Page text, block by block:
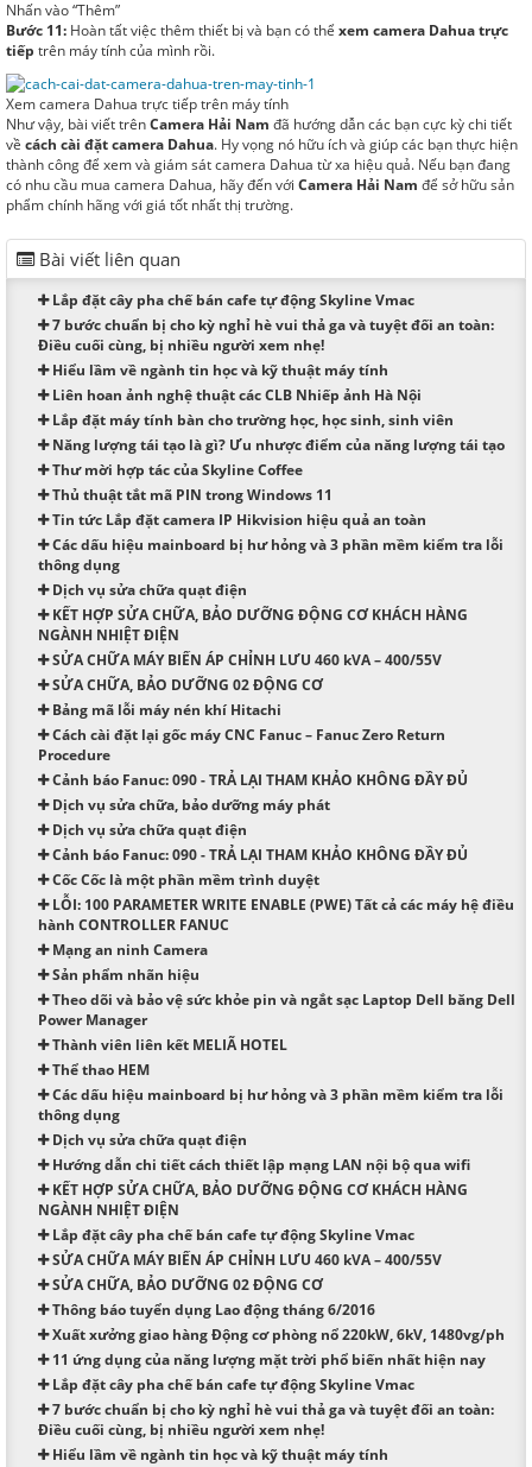
Nhấn vào “Thêm”
Bước 11: Hoàn tất việc thêm thiết bị và bạn có thể xem camera Dahua trực
tiếp trên máy tính của mình rồi.
Xem camera Dahua trực tiếp trên máy tính
Như vậy, bài viết trênCamera Hải Nam đã hướng dẫn các bạn cực kỳ chi tiết
về cách cài đặt camera Dahua. Hy vọng nó hữu ích và giúp các bạn thực hiện
thành công để xem và giám sát camera Dahua từ xa hiệu quả. Nếu bạn đang
có nhu cầu mua camera Dahua, hãy đến với Camera Hải Nam để sở hữu sản
phẩm chính hãng với giá tốt nhất thị trường.
Bài viết liên quan
Lắp đặt cây pha chế bán cafe tự động Skyline Vmac
7 bước chuẩn bị cho kỳ nghỉ hè vui thả ga và tuyệt đối an toàn:
Điều cuối cùng, bị nhiều người xem nhẹ!
Hiểu lầm về ngành tin học và kỹ thuật máy tính
Liên hoan ảnh nghệ thuật các CLB Nhiếp ảnh Hà Nội
Lắp đặt máy tính bàn cho trường học, học sinh, sinh viên
Năng lượng tái tạo là gì? Ưu nhược điểm của năng lượng tái tạo
Thư mời hợp tác của Skyline Coffee
Thủ thuật tắt mã PIN trong Windows 11
Tin tức Lắp đặt camera IP Hikvision hiệu quả an toàn
Các dấu hiệu mainboard bị hư hỏng và 3 phần mềm kiểm tra lỗi
thông dụng
Dịch vụ sửa chữa quạt điện
KẾT HỢP SỬA CHỮA, BẢO DƯỠNG ĐỘNG CƠ KHÁCH HÀNG
NGÀNH NHIỆT ĐIỆN
SỬA CHỮA MÁY BIẾN ÁP CHỈNH LƯU 460 kVA – 400/55V
SỬA CHỮA, BẢO DƯỠNG 02 ĐỘNG CƠ
Bảng mã lỗi máy nén khí Hitachi
Cách cài đặt lại gốc máy CNC Fanuc – Fanuc Zero Return
Procedure
Cảnh báo Fanuc: 090 - TRẢ LẠI THAM KHẢO KHÔNG ĐẦY ĐỦ
Dịch vụ sửa chữa, bảo dưỡng máy phát
Dịch vụ sửa chữa quạt điện
Cảnh báo Fanuc: 090 - TRẢ LẠI THAM KHẢO KHÔNG ĐẦY ĐỦ
Cốc Cốc là một phần mềm trình duyệt
LỖI: 100 PARAMETER WRITE ENABLE (PWE) Tất cả các máy hệ điều
hành CONTROLLER FANUC
Mạng an ninh Camera
Sản phẩm nhãn hiệu
Theo dõi và bảo vệ sức khỏe pin và ngắt sạc Laptop Dell băng Dell
Power Manager
Thành viên liên kết MELIÃ HOTEL
Thể thao HEM
Các dấu hiệu mainboard bị hư hỏng và 3 phần mềm kiểm tra lỗi
thông dụng
Dịch vụ sửa chữa quạt điện
Hướng dẫn chi tiết cách thiết lập mạng LAN nội bộ qua wifi
KẾT HỢP SỬA CHỮA, BẢO DƯỠNG ĐỘNG CƠ KHÁCH HÀNG
NGÀNH NHIỆT ĐIỆN
Lắp đặt cây pha chế bán cafe tự động Skyline Vmac
SỬA CHỮA MÁY BIẾN ÁP CHỈNH LƯU 460 kVA – 400/55V
SỬA CHỮA, BẢO DƯỠNG 02 ĐỘNG CƠ
Thông báo tuyển dụng Lao động tháng 6/2016
Xuất xưởng giao hàng Động cơ phòng nổ 220kW, 6kV, 1480vg/ph
11 ứng dụng của năng lượng mặt trời phổ biến nhất hiện nay
Lắp đặt cây pha chế bán cafe tự động Skyline Vmac
7 bước chuẩn bị cho kỳ nghỉ hè vui thả ga và tuyệt đối an toàn:
Điều cuối cùng, bị nhiều người xem nhẹ!
Hiểu lầm về ngành tin học và kỹ thuật máy tính